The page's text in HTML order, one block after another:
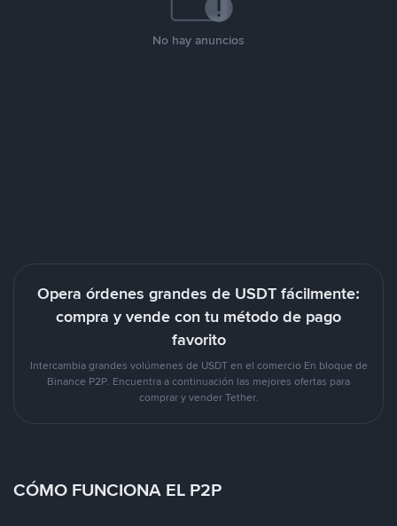
No hay anuncios
Opera órdenes grandes de USDT fácilmente:
compra y vende con tu método de pago
favorito
Intercambia grandes volúmenes de USDT en el comercio En bloque de
Binance P2P. Encuentra a continuación las mejores ofertas para
comprar y vender Tether.
CÓMO FUNCIONA EL P2P